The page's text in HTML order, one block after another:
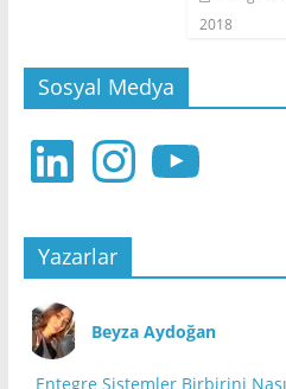
2018
Sosyal Medya
LinkedIn InstagramYouTube
Yazarlar
Beyza Aydoğan
Entegre Sistemler Birbirini